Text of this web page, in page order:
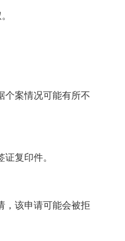
个案情况可能有所不
复印件。
，该申请可能会被拒